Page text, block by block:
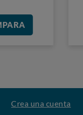
Crea una cuenta